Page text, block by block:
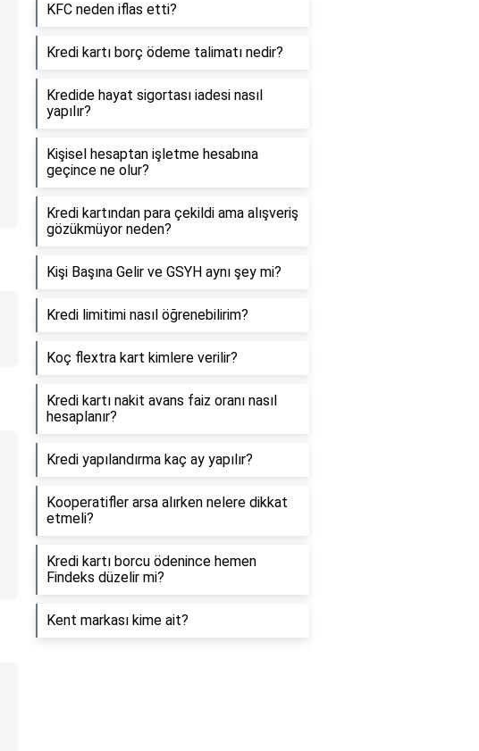
KFC neden iflas etti?
Kredi kartı borç ödeme talimatı nedir?
Kredide hayat sigortası iadesi nasıl
yapılır?
Kişisel hesaptan işletme hesabına
geçince ne olur?
Kredi kartından para çekildi ama alışveriş
gözükmüyor neden?
Kişi Başına Gelir ve GSYH aynı şey mi?
Kredi limitimi nasıl öğrenebilirim?
Koç flextra kart kimlere verilir?
Kredi kartı nakit avans faiz oranı nasıl
hesaplanır?
Kredi yapılandırma kaç ay yapılır?
Kooperatifler arsa alırken nelere dikkat
etmeli?
Kredi kartı borcu ödenince hemen
Findeks düzelir mi?
Kent markası kime ait?